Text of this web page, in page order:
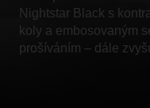
Nightstar Black s
koly a embosovaným
prošíváním – dále